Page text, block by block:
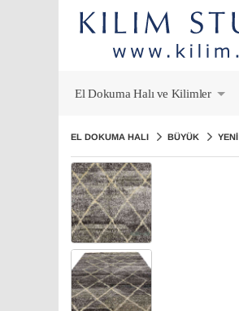
El Dokuma Halı ve Kilimler
EL DOKUMA HALI BÜYÜK YENI